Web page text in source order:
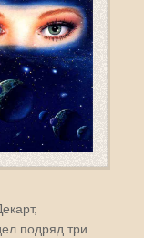
подряд три